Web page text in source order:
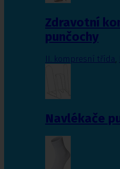
Zdravotní
punčochy
II. kompresní třída
Navlékače